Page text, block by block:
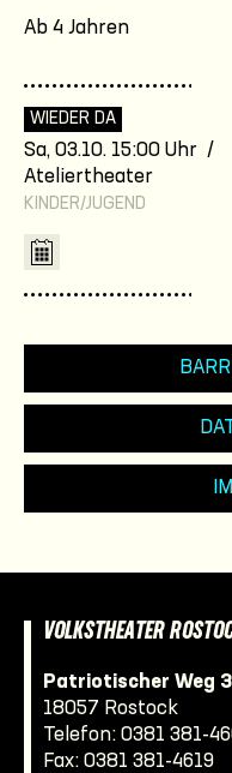
Ab 4 Jahren
WIEDER DA
Sa, 03.10. 15:00 Uhr /
Ateliertheater
KINDER/JUGEND
VOLKSTHEATER
Patriotischer Weg
18057 Rostock
Telefon: 0381 381-
Fax: 0381 381-4619